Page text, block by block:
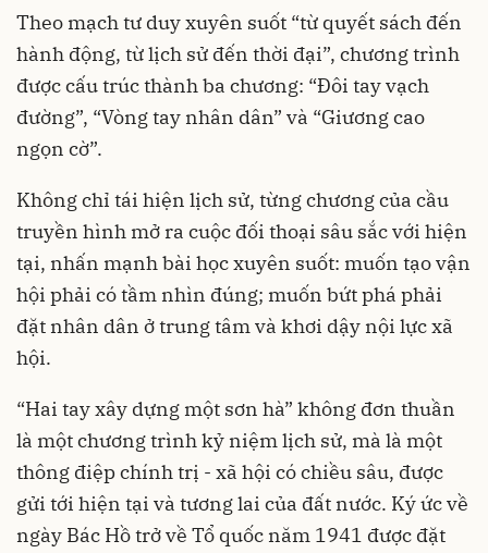
Theo mạch tư duy xuyên suốt “từ quyết sách đến
hành động, từ lịch sử đến thời đại”, chương trình
được cấu trúc thành ba chương: “Đôi tay vạch
đường”, “Vòng tay nhân dân” và “Giương cao
ngọn cờ”.
Không chỉ tái hiện lịch sử, từng chương của cầu
truyền hình mở ra cuộc đối thoại sâu sắc với hiện
tại, nhấn mạnh bài học xuyên suốt: muốn tạo vận
hội phải có tầm nhìn đúng; muốn bứt phá phải
đặt nhân dân ở trung tâm và khơi dậy nội lực xã
hội.
“Hai tay xây dựng một sơn hà” không đơn thuần
là một chương trình kỷ niệm lịch sử, mà là một
thông điệp chính trị - xã hội có chiều sâu, được
gửi tới hiện tại và tương lai của đất nước. Ký ức về
ngày Bác Hồ trở về Tổ quốc năm 1941 được đặt